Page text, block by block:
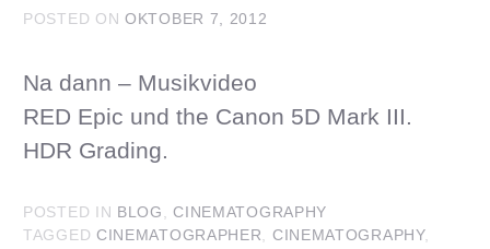
POSTED ONOKTOBER 7, 2012
Na dann – Musikvideo
RED Epic und the Canon 5D Mark III.
HDR Grading.
POSTED IN BLOG ,CINEMATOGRAPHY
TAGGED CINEMATOGRAPHER CINEMATOGRAPHY,